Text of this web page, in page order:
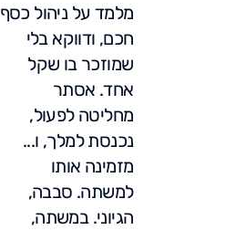
מלמד על ניהול כסף
חכם, ודווקא בלי
שמוזכר בו שקל
אחד. אסתר
מחליטה לפעול,
נכנסת למלך, ו...
מזמינה אותו
למשתה. סבבה,
הגיוני. במשתה,